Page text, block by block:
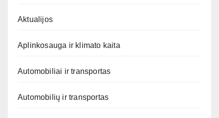
Aktualijos
Aplinkosauga ir klimato kaita
Automobiliai ir transportas
Automobilių ir transportas